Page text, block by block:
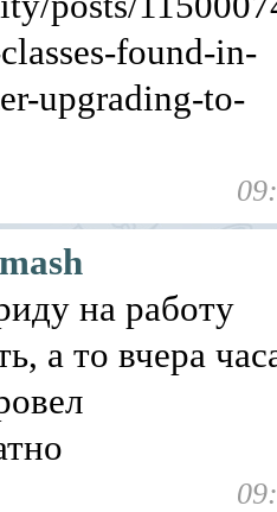
found-in-
upgrading-to-
на работу
а то вчера